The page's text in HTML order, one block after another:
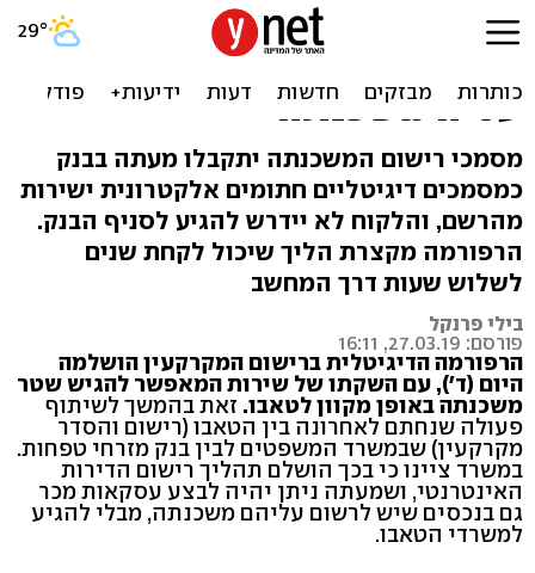
מהפכה: כבר לא צריך להגיע
לטאבו כדי לרשום דירה שיש
עליה משכנתה
מסמכי רישום המשכנתה יתקבלו מעתה בבנק
כמסמכים דיגיטליים חתומים אלקטרונית ישירות
מהרשם, והלקוח לא יידרש להגיע לסניף הבנק.
הרפורמה מקצרת הליך שיכול לקחת שנים
לשלוש שעות דרך המחשב
בילי פרנקל
פורסם: 27.03.19, 16:11
הרפורמה הדיגיטלית ברישום המקרקעין הושלמה
היום (ד'), עם השקתו של שירות המאפשר להגיש שטר
משכנתה באופן מקוון לטאבו. זאת בהמשך לשיתוף
פעולה שנחתם לאחרונה בין הטאבו (רישום והסדר
מקרקעין) שבמשרד המשפטים לבין בנק מזרחי טפחות.
במשרד ציינו כי בכך הושלם תהליך רישום הדירות
האינטרנטי, ושמעתה ניתן יהיה לבצע עסקאות מכר
גם בנכסים שיש לרשום עליהם משכנתה, מבלי להגיע
למשרדי הטאבו.